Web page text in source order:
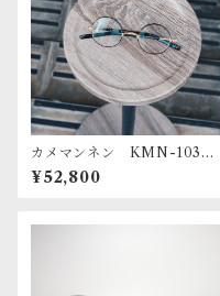
カメマンネン KMN-103 Y
G
¥52,800